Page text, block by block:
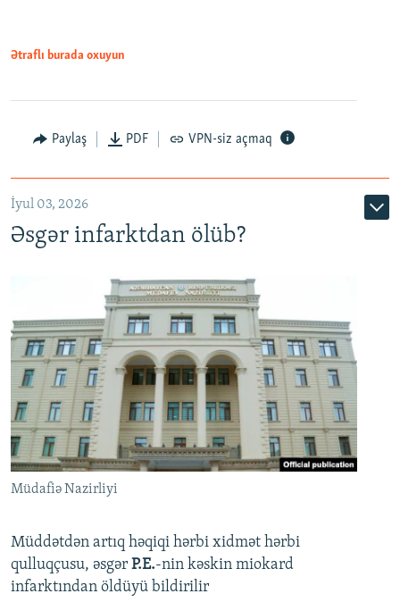
Auto 240p 360p 480p
720p 1080p
Ətraflı burada oxuyun
Paylaş PDF VPN-siz açmaq
İyul 03, 2026
Əsgər infarktdan ölüb?
Müdafiə Nazirliyi
Müddətdən artıq həqiqi hərbi xidmət hərbi
qulluqçusu, əsgər P.E.-nin kəskin miokard
infarktından öldüyü bildirilir